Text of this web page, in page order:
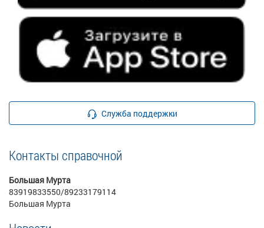
Служба поддержки
Контакты справочной
Большая Мурта
83919833550/89233179114
Большая Мурта